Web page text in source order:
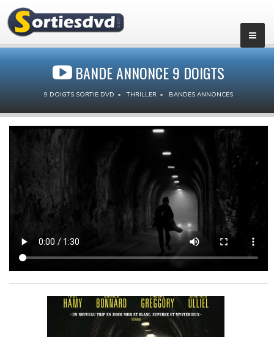
BANDE ANNONCE 9 DOIGTS
9 DOIGTS SORTIE DVD THRILLER BANDES ANNONCES